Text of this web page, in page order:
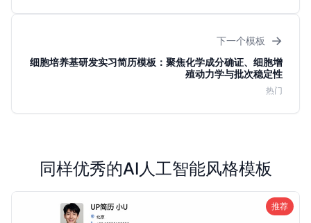
下一个模板 →
细胞培养基研发实习简历模板：聚焦化学成分确证、细胞增
殖动力学与批次稳定性
热门
同样优秀的AI人工智能风格模板
推荐